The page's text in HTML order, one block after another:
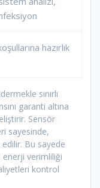
hazırlık
sınırlı
garanti altına
Sensör
sayesinde,
Bu sayede
enerji verimliliği
kontrol